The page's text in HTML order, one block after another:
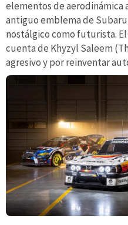
elementos de aerodinámica
antiguo emblema de
nostálgico como futurista.
cuenta de Khyzyl Saleem
agresivo y por reinventar